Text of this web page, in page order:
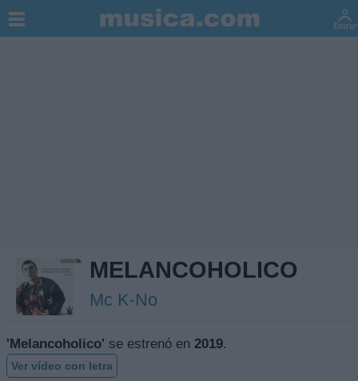
MELANCOHOLICO
Mc K-No
'Melancoholico' se estrenó en 2019.
Ver vídeo con letra